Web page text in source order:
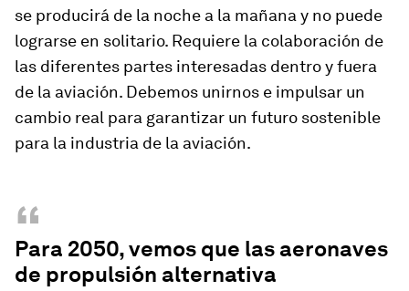
se producirá de la noche a la mañana y no puede
lograrse en solitario. Requiere la colaboración de
las diferentes partes interesadas dentro y fuera
de la aviación. Debemos unirnos e impulsar un
cambio real para garantizar un futuro sostenible
para la industria de la aviación.
“
Para 2050, vemos que las aeronaves
de propulsión alternativa